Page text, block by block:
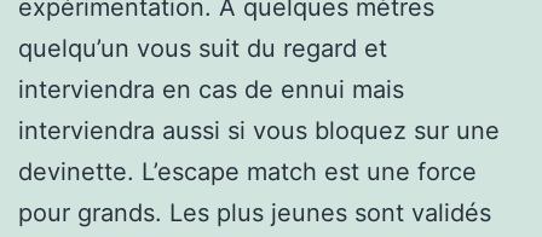
expérimentation. A quelques mètres
quelqu’un vous suit du regard et
interviendra en cas de ennui mais
interviendra aussi si vous bloquez sur une
devinette. L’escape match est une force
pour grands. Les plus jeunes sont validés